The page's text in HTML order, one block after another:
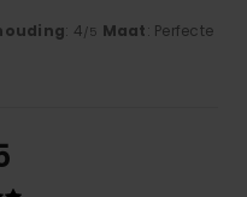
: 4/5 Maat: Perfecte